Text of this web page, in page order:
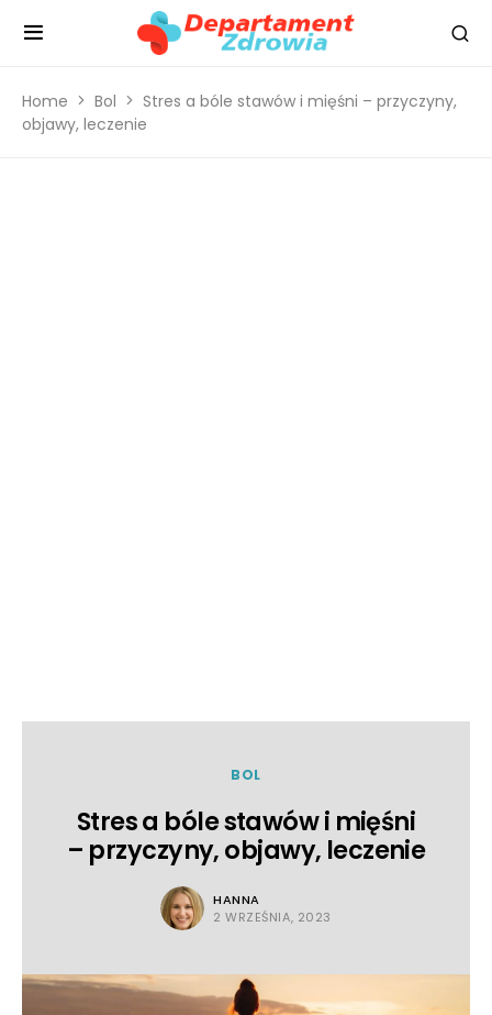
Home Bol
Stres a bóle stawów i mięśni – przyczyny,
objawy, leczenie
BOL
Stres a bóle stawów i mięśni
– przyczyny, objawy, leczenie
HANNA
2 WRZEŚNIA, 2023